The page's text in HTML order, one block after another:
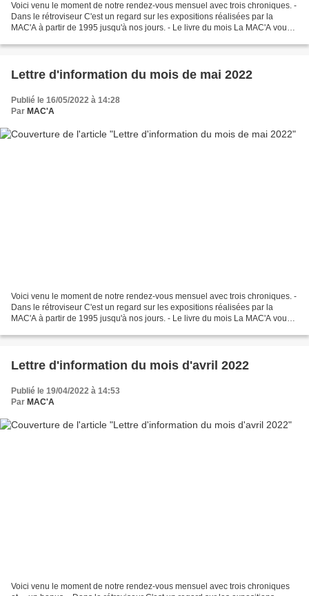
Voici venu le moment de notre rendez-vous mensuel avec trois chroniques. -
Dans le rétroviseur C'est un regard sur les expositions réalisées par la
MAC'A à partir de 1995 jusqu'à nos jours. - Le livre du mois La MAC'A vous
Lettre d'information du mois de mai 2022
Publié le 16/05/2022 à 14:28
Par MAC'A
Voici venu le moment de notre rendez-vous mensuel avec trois chroniques. -
Dans le rétroviseur C'est un regard sur les expositions réalisées par la
MAC'A à partir de 1995 jusqu'à nos jours. - Le livre du mois La MAC'A vous
Lettre d'information du mois d'avril 2022
Publié le 19/04/2022 à 14:53
Par MAC'A
Voici venu le moment de notre rendez-vous mensuel avec trois chroniques